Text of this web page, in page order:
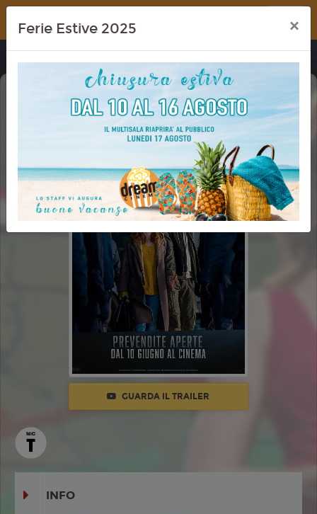
Dream Cinema
DISCLOSURE DAY
GUARDA IL TRAILER
INFO
Ferie Estive 2025 ×